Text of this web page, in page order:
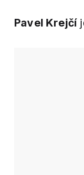
Pavel Krejčí